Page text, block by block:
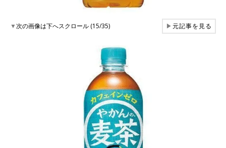
▼次の画像は下へスクロール (15/35) ▶元記事を見る